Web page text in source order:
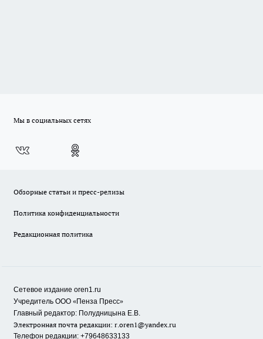
Мы в социальных сетях
Обзорные статьи и пресс-релизы
Политика конфиденциальности
Редакционная политика
Сетевое издание oren1.ru
Учредитель ООО «Пенза Пресс»
Главный редактор: Полудницына Е.В.
Электронная почта редакции: r.oren1@yandex.ru
Телефон редакции: +79648633133